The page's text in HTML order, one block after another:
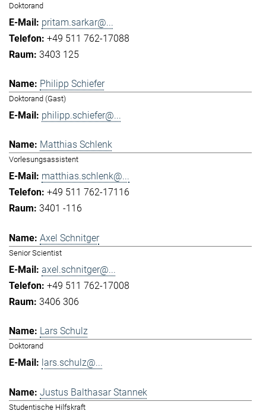
Doktorand
pritam.sarkar@...
+49 511 762-17088
3403 125
Philipp Schiefer
Doktorand (Gast)
philipp.schiefer@...
Matthias Schlenk
Vorlesungsassistent
matthias.schlenk@...
+49 511 762-17116
3401 -116
Axel Schnitger
Senior Scientist
axel.schnitger@...
+49 511 762-17008
3406 306
Lars Schulz
Doktorand
lars.schulz@...
Justus Balthasar Stannek
Studentische Hilfskraft